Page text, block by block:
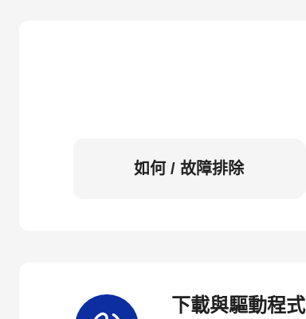
如何 / 故障排除
下載與驅動程式